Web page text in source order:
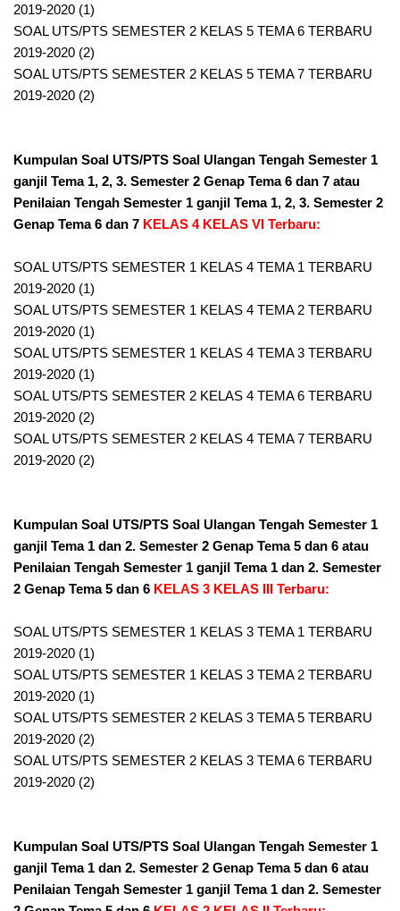
2019-2020 (1)
SOAL UTS/PTS SEMESTER 2 KELAS 5 TEMA 6 TERBARU
2019-2020 (2)
SOAL UTS/PTS SEMESTER 2 KELAS 5 TEMA 7 TERBARU
2019-2020 (2)
Kumpulan Soal UTS/PTS Soal Ulangan Tengah Semester 1
ganjil Tema 1, 2, 3. Semester 2 Genap Tema 6 dan 7 atau
Penilaian Tengah Semester 1 ganjil Tema 1, 2, 3. Semester 2
Genap Tema 6 dan 7 KELAS 4 KELAS VI Terbaru:
SOAL UTS/PTS SEMESTER 1 KELAS 4 TEMA 1 TERBARU
2019-2020 (1)
SOAL UTS/PTS SEMESTER 1 KELAS 4 TEMA 2 TERBARU
2019-2020 (1)
SOAL UTS/PTS SEMESTER 1 KELAS 4 TEMA 3 TERBARU
2019-2020 (1)
SOAL UTS/PTS SEMESTER 2 KELAS 4 TEMA 6 TERBARU
2019-2020 (2)
SOAL UTS/PTS SEMESTER 2 KELAS 4 TEMA 7 TERBARU
2019-2020 (2)
Kumpulan Soal UTS/PTS Soal Ulangan Tengah Semester 1
ganjil Tema 1 dan 2. Semester 2 Genap Tema 5 dan 6 atau
Penilaian Tengah Semester 1 ganjil Tema 1 dan 2. Semester
2 Genap Tema 5 dan 6 KELAS 3 KELAS III Terbaru:
SOAL UTS/PTS SEMESTER 1 KELAS 3 TEMA 1 TERBARU
2019-2020 (1)
SOAL UTS/PTS SEMESTER 1 KELAS 3 TEMA 2 TERBARU
2019-2020 (1)
SOAL UTS/PTS SEMESTER 2 KELAS 3 TEMA 5 TERBARU
2019-2020 (2)
SOAL UTS/PTS SEMESTER 2 KELAS 3 TEMA 6 TERBARU
2019-2020 (2)
Kumpulan Soal UTS/PTS Soal Ulangan Tengah Semester 1
ganjil Tema 1 dan 2. Semester 2 Genap Tema 5 dan 6 atau
Penilaian Tengah Semester 1 ganjil Tema 1 dan 2. Semester